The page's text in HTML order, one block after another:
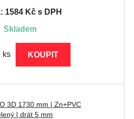
1584 Kč s DPH
skladem
ks KOUPIT
3D 1730 mm | Zn+PVC
| drát 5 mm